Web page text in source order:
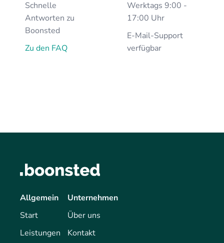
Schnelle
Antworten zu
Boonsted
Zu den FAQ
Werktags 9:00 -
17:00 Uhr
E-Mail-Support
verfügbar
Allgemein
Start
Leistungen
Unternehmen
Über uns
Kontakt